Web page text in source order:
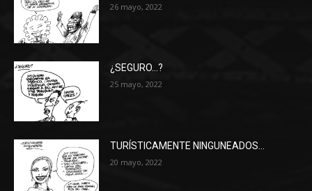
26 mayo, 2022
¿SEGURO…?
25 mayo, 2022
TURÍSTICAMENTE NINGUNEADOS…
20 mayo, 2022